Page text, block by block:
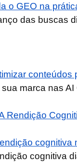
o GEO na
das buscas
conteúdos
marca nas
cognitiva